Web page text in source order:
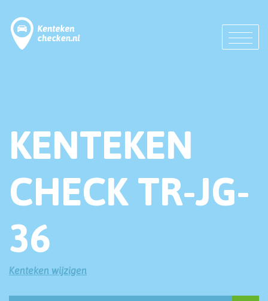
KENTEKEN
CHECK TR-JG-
36
Kenteken wijzigen